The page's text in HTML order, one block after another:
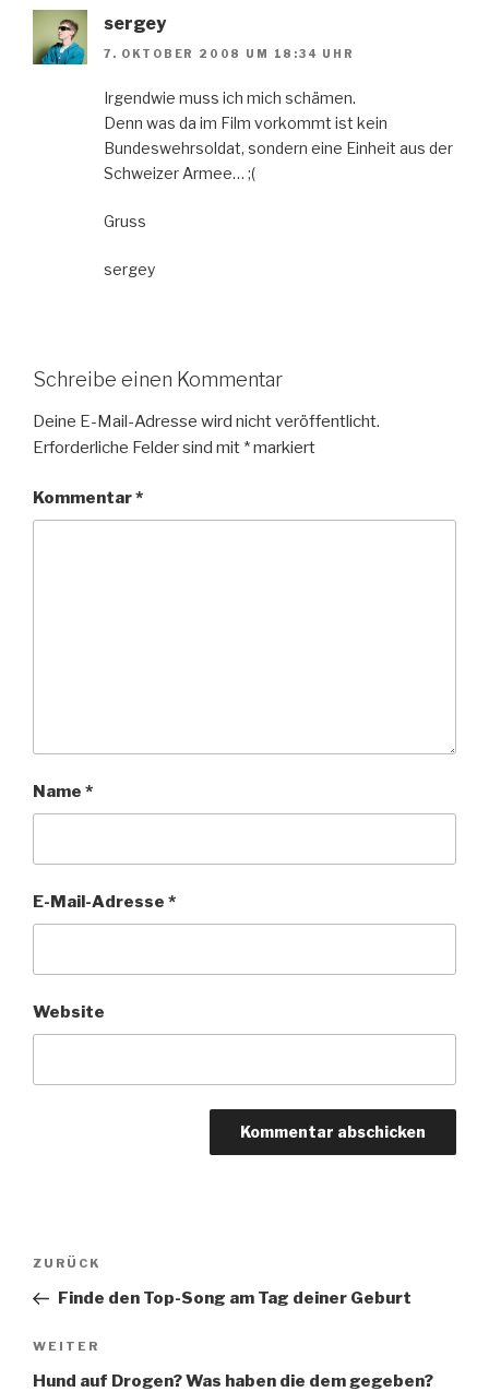
sergey
7. OKTOBER 2008 UM 18:34 UHR
Irgendwie muss ich mich schämen.
Denn was da im Film vorkommt ist kein
Bundeswehrsoldat, sondern eine Einheit aus der
Schweizer Armee… ;(
Gruss
sergey
Schreibe einen Kommentar
Deine E-Mail-Adresse wird nicht veröffentlicht.
Erforderliche Felder sind mit *markiert
Kommentar*
Name *
E-Mail-Adresse *
Website
Beitragsnavigation
Vorheriger
Beitrag
ZURÜCK
Finde den Top-Song am Tag deiner Geburt
Nächster
Beitrag
WEITER
Hund auf Drogen? Was haben die dem gegeben?